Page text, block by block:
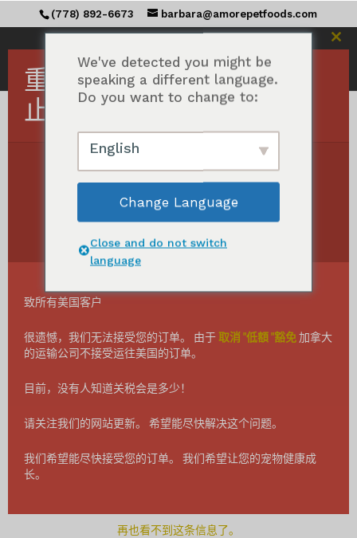
(778) 892-6673 barbara@amorepetfoods.com
用户名或电子邮件地址
要
记住我
We've detected you might be
speaking a different language.
Do you want to change to:
English
Change Language
Close and do not switch
language
关
重要！美国订单暂时中
止。
致所有美国客户
很遗憾，我们无法接受您的订单。 由于取消 "低額 "豁免加拿大
的运输公司不接受运往美国的订单。
目前，没有人知道关税会是多少！
请关注我们的网站更新。 希望能尽快解决这个问题。
我们希望能尽快接受您的订单。 我们希望让您的宠物健康成
长。
再也看不到这条信息了。